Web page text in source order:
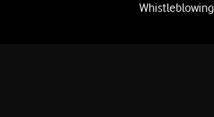
Whistleblowing